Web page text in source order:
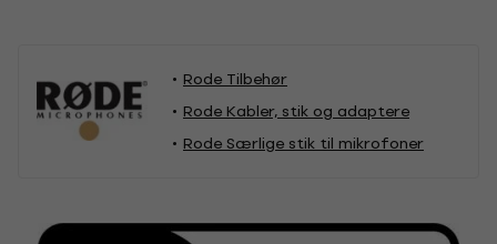
Rode Tilbehør
Rode Kabler, stik og adaptere
Rode Særlige stik til mikrofoner